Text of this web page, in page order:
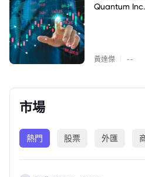
Quantum
黃達傑 --
市場
熱門 股票 外匯